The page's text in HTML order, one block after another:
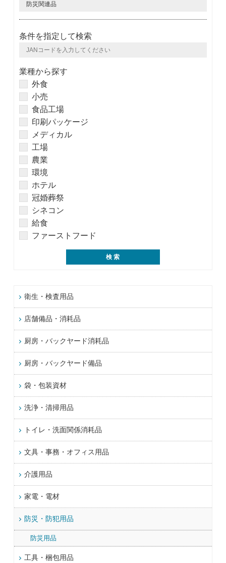
条件を指定して検索
業種から探す
外食
小売
食品工場
印刷パッケージ
メディカル
工場
農業
環境
ホテル
冠婚葬祭
シネコン
給食
ファーストフード
衛生・検査用品
店舗備品・消耗品
厨房・バックヤード消耗品
厨房・バックヤード備品
袋・包装資材
洗浄・清掃用品
トイレ・洗面関係消耗品
文具・事務・オフィス用品
介護用品
家電・電材
防災・防犯用品
防災用品
工具・梱包用品